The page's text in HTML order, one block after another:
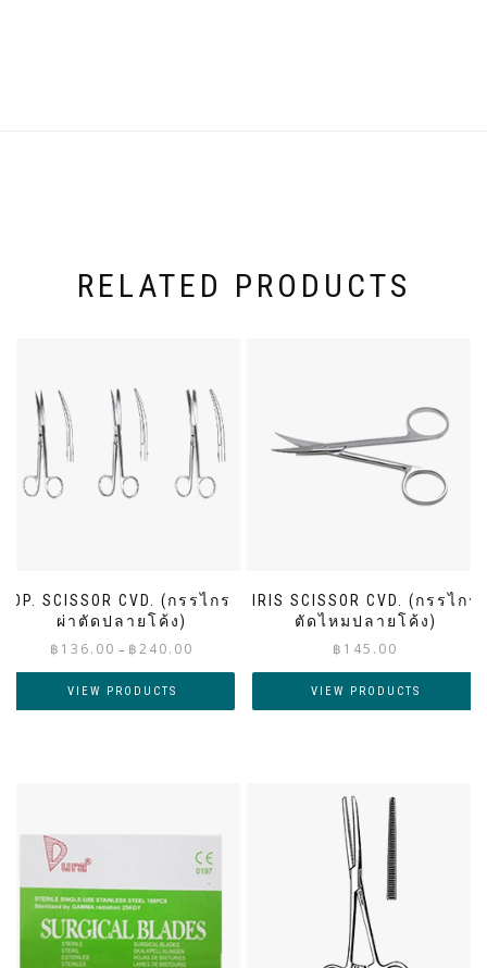
RELATED PRODUCTS
OP. SCISSOR CVD. (กรรไกร
ผ่าตัดปลายโค้ง)
฿ 136.00 – ฿240.00
through
VIEW PRODUCTS
IRIS SCISSOR CVD. (กรรไกร
ตัดไหมปลายโค้ง)
฿ 145.00
VIEW PRODUCTS